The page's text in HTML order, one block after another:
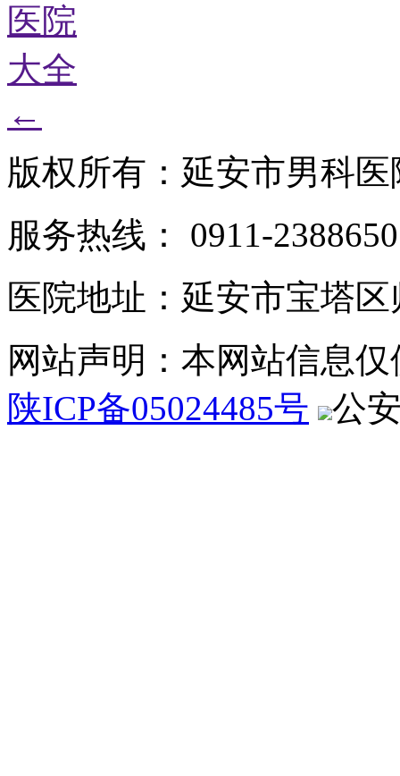
医院
大全
←
版权所有：延安市男科医
服务热线： 0911-2388650
医院地址：延安市宝塔
网站声明：本网站信息
陕ICP备05024485号
公